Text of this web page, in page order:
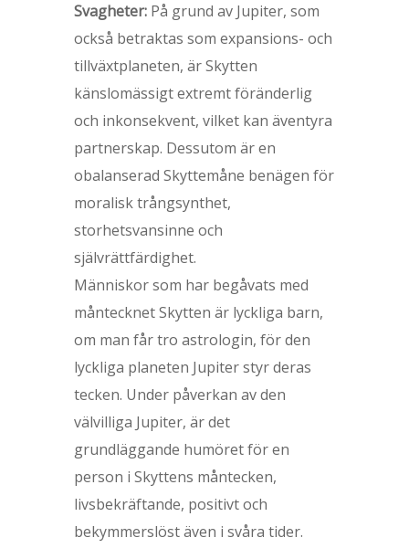
Svagheter:På grund av Jupiter, som
också betraktas som expansions- och
tillväxtplaneten, är Skytten
känslomässigt extremt föränderlig
och inkonsekvent, vilket kan äventyra
partnerskap. Dessutom är en
obalanserad Skyttemåne benägen för
moralisk trångsynthet,
storhetsvansinne och
självrättfärdighet.
Människor som har begåvats med
måntecknet Skytten är lyckliga barn,
om man får tro astrologin, för den
lyckliga planeten Jupiter styr deras
tecken. Under påverkan av den
välvilliga Jupiter, är det
grundläggande humöret för en
person i Skyttens måntecken,
livsbekräftande, positivt och
bekymmerslöst även i svåra tider.